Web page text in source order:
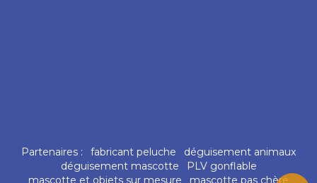
Partenaires : fabricant peluche
déguisement animaux
déguisement mascotte
PLV gonflable
mascotte et objets sur mesure
mascotte pas chère